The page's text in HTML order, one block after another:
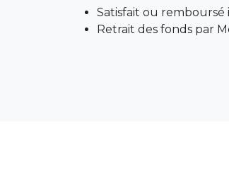
Satisfait ou
Retrait des fonds par